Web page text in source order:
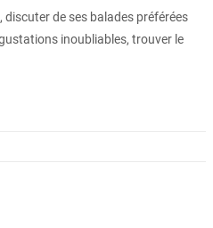
discuter de ses balades préférées
inoubliables, trouver le